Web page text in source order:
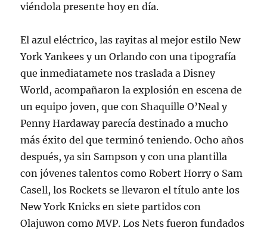
viéndola presente hoy en día.
El azul eléctrico, las rayitas al mejor estilo New
York Yankees y un Orlando con una tipografía
que inmediatamete nos traslada a Disney
World, acompañaron la explosión en escena de
un equipo joven, que con Shaquille O’Neal y
Penny Hardaway parecía destinado a mucho
más éxito del que terminó teniendo. Ocho años
después, ya sin Sampson y con una plantilla
con jóvenes talentos como Robert Horry o Sam
Casell, los Rockets se llevaron el título ante los
New York Knicks en siete partidos con
Olajuwon como MVP. Los Nets fueron fundados